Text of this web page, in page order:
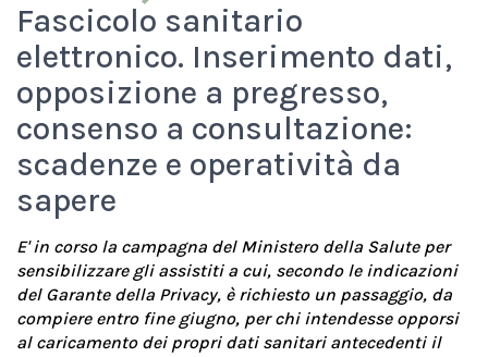
Fascicolo sanitario
elettronico. Inserimento dati,
opposizione a pregresso,
consenso a consultazione:
scadenze e operatività da
sapere
E' in corso la campagna del Ministero della Salute per
sensibilizzare gli assistiti a cui, secondo le indicazioni
del Garante della Privacy, è richiesto un passaggio, da
compiere entro fine giugno, per chi intendesse opporsi
al caricamento dei propri dati sanitari antecedenti il